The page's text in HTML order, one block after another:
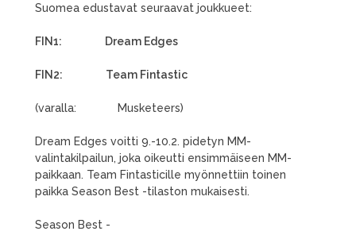
Suomea edustavat seuraavat joukkueet:
FIN1: Dream Edges
FIN2: Team Fintastic
(varalla: Musketeers)
Dream Edges voitti 9.-10.2. pidetyn MM-
valintakilpailun, joka oikeutti ensimmäiseen MM-
paikkaan. Team Fintasticille myönnettiin toinen
paikka Season Best -tilaston mukaisesti.
Season Best -